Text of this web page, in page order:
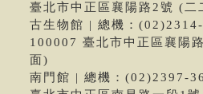
臺北市中正區襄陽路2號 (二
古生物館 | 總機：
100007 臺北市中正區襄陽
面)
南門館 | 總機：(02)2397-